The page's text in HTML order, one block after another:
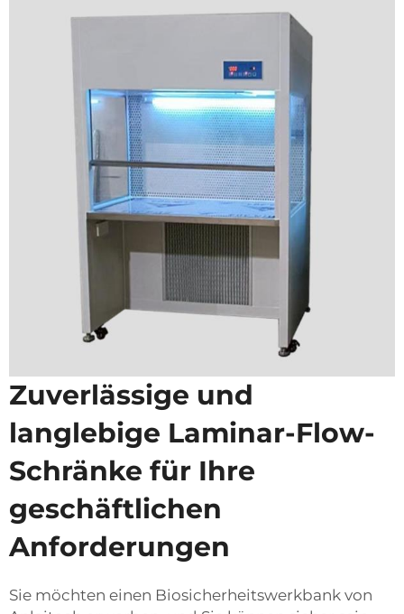
Zuverlässige und
langlebige Laminar-Flow-
Schränke für Ihre
geschäftlichen
Anforderungen
Sie möchten einen Biosicherheitswerkbank von